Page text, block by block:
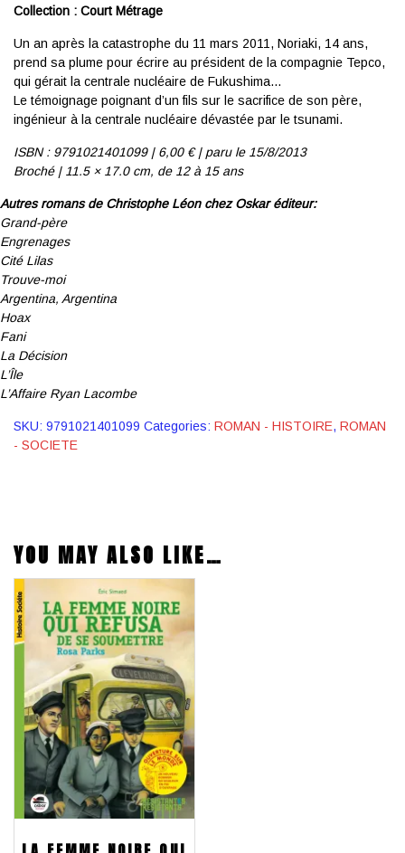
Collection : Court Métrage
Un an après la catastrophe du 11 mars 2011, Noriaki, 14 ans,
prend sa plume pour écrire au président de la compagnie Tepco,
qui gérait la centrale nucléaire de Fukushima…
Le témoignage poignant d’un fils sur le sacrifice de son père,
ingénieur à la centrale nucléaire dévastée par le tsunami.
ISBN : 9791021401099 | 6,00 € | paru le 15/8/2013
Broché | 11.5 × 17.0 cm, de 12 à 15 ans
Autres romans de Christophe Léon chez Oskar éditeur:
Grand-père
Engrenages
Cité Lilas
Trouve-moi
Argentina, Argentina
Hoax
Fani
La Décision
L’Île
L’Affaire Ryan Lacombe
SKU: 9791021401099 Categories: ROMAN - HISTOIRE, ROMAN
- SOCIETE
YOU MAY ALSO LIKE…